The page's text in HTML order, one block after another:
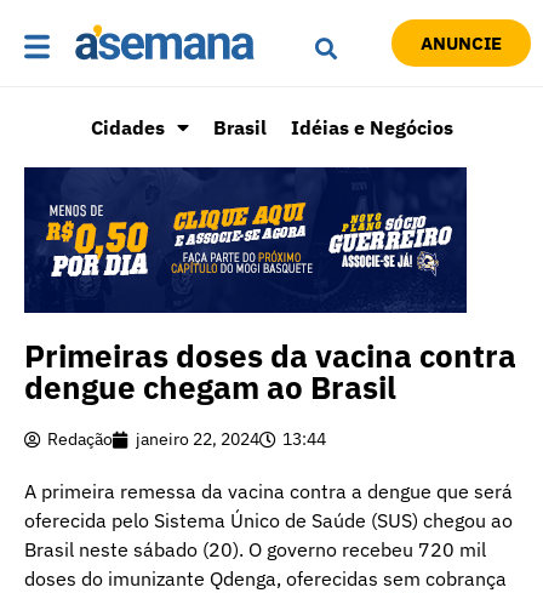
ANUNCIE
Cidades Brasil Idéias e Negócios
Primeiras doses da vacina contra
dengue chegam ao Brasil
Redação janeiro 22, 2024 13:44
A primeira remessa da vacina contra a dengue que será
oferecida pelo Sistema Único de Saúde (SUS) chegou ao
Brasil neste sábado (20). O governo recebeu 720 mil
doses do imunizante Qdenga, oferecidas sem cobrança